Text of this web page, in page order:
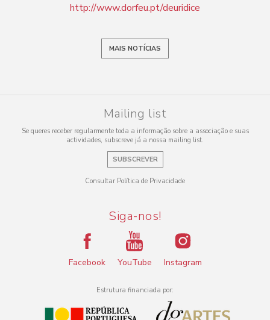
http://www.dorfeu.pt/deuridice
MAIS NOTÍCIAS
Mailing list
Se queres receber regularmente toda a informação sobre a associação e suas
actividades, subscreve já a nossa mailing list.
SUBSCREVER
Consultar Política de Privacidade
Siga-nos!
Facebook YouTube Instagram
Estrutura financiada por: